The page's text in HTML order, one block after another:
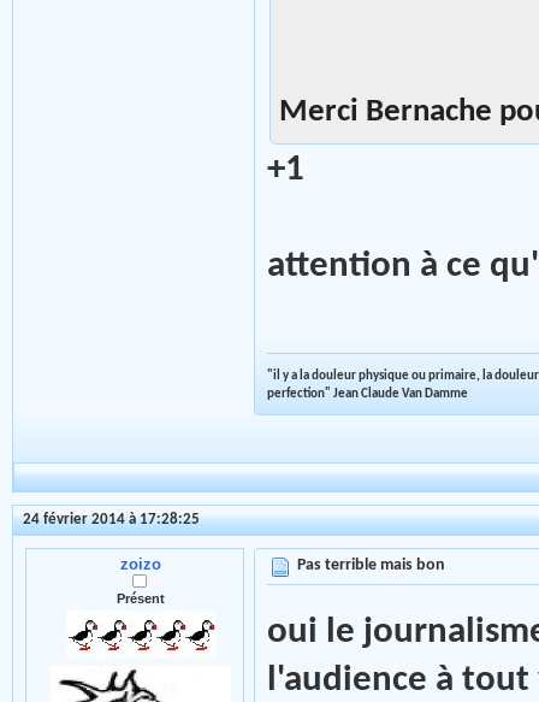
Merci Bernache
+1
attention à ce
"il y a la douleur physique ou primaire, la
perfection" Jean Claude Van Damme
24 février 2014 à 17:28:25
zoizo
Présent
Pas terrible mais bon
oui le
l'audience à tout